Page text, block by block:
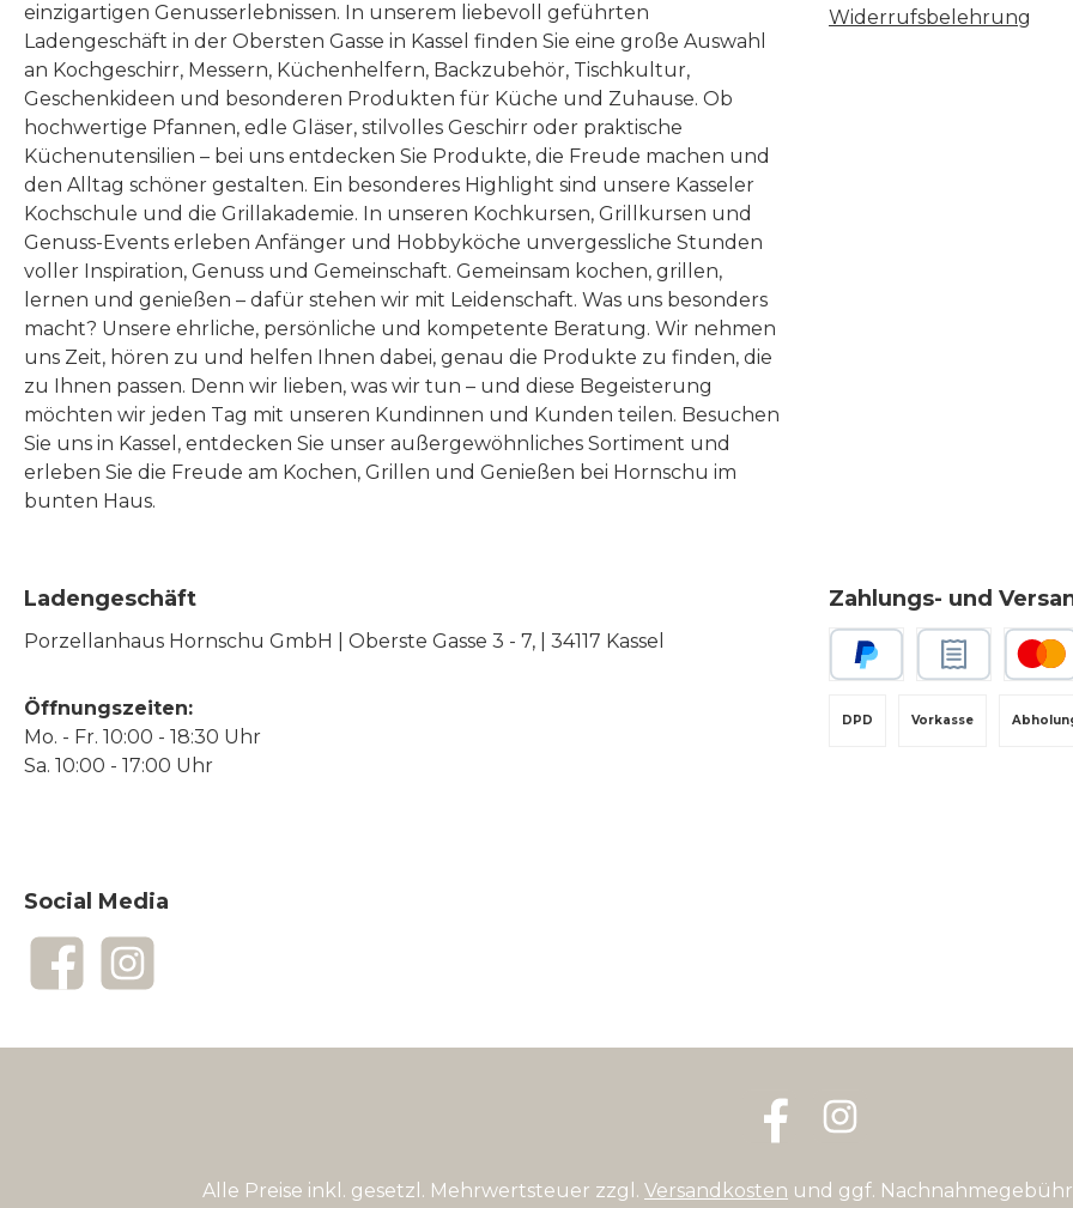
einzigartigen Genusserlebnissen. In unserem liebevoll geführten
Ladengeschäft in der Obersten Gasse in Kassel finden Sie eine große Auswahl
an Kochgeschirr, Messern, Küchenhelfern, Backzubehör, Tischkultur,
Geschenkideen und besonderen Produkten für Küche und Zuhause. Ob
hochwertige Pfannen, edle Gläser, stilvolles Geschirr oder praktische
Küchenutensilien – bei uns entdecken Sie Produkte, die Freude machen und
den Alltag schöner gestalten. Ein besonderes Highlight sind unsere Kasseler
Kochschule und die Grillakademie. In unseren Kochkursen, Grillkursen und
Genuss-Events erleben Anfänger und Hobbyköche unvergessliche Stunden
voller Inspiration, Genuss und Gemeinschaft. Gemeinsam kochen, grillen,
lernen und genießen – dafür stehen wir mit Leidenschaft. Was uns besonders
macht? Unsere ehrliche, persönliche und kompetente Beratung. Wir nehmen
uns Zeit, hören zu und helfen Ihnen dabei, genau die Produkte zu finden, die
zu Ihnen passen. Denn wir lieben, was wir tun – und diese Begeisterung
möchten wir jeden Tag mit unseren Kundinnen und Kunden teilen. Besuchen
Sie uns in Kassel, entdecken Sie unser außergewöhnliches Sortiment und
erleben Sie die Freude am Kochen, Grillen und Genießen bei Hornschu im
bunten Haus.
Widerrufsbelehrung
Ladengeschäft
Porzellanhaus Hornschu GmbH | Oberste Gasse 3 - 7, | 34117 Kassel
Öffnungszeiten:
Mo. - Fr. 10:00 - 18:30 Uhr
Sa. 10:00 - 17:00 Uhr
Zahlungs- und
Vorkasse
DPD
Social Media
FacebookInstagram
FacebookInstagram
Alle Preise inkl. gesetzl. Mehrwertsteuer zzgl. Versandkosten und ggf.